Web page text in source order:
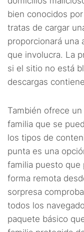
bien conocidos
tratas de cargar
proporcionará una
que involucra. La
si el sitio no está
descargas
También ofrece
familia que se
los tipos de
punta es una
familia puesto que
forma remota
sorpresa
todos los
paquete básico